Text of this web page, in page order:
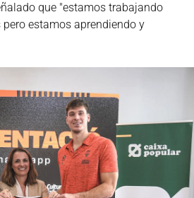
que "estamos trabajando
estamos aprendiendo y